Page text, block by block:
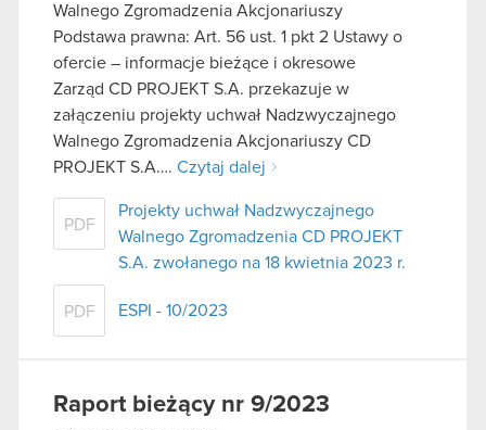
Walnego Zgromadzenia Akcjonariuszy
Podstawa prawna: Art. 56 ust. 1 pkt 2 Ustawy o
ofercie – informacje bieżące i okresowe
Zarząd CD PROJEKT S.A. przekazuje w
załączeniu projekty uchwał Nadzwyczajnego
Walnego Zgromadzenia Akcjonariuszy CD
PROJEKT S.A…. Czytaj dalej
PDF
Projekty uchwał Nadzwyczajnego
Walnego Zgromadzenia CD PROJEKT
S.A. zwołanego na 18 kwietnia 2023 r.
PDF ESPI - 10/2023
Raport bieżący nr 9/2023